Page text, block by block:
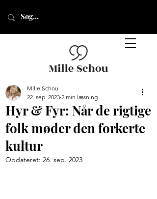
Hyr & Fyr: Når de rigtige
folk møder den forkerte
kultur
Mille Schou
22. sep. 2023 2 min læsning
Opdateret: 26. sep. 2023